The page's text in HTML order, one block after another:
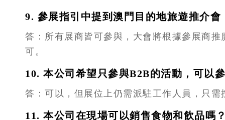
9. 參展指引中提到澳門目的地旅遊推介
答：所有展商皆可參與，大會將根據參展商
可。
10. 本公司希望只參與B2B的活動，可以
答：可以，但展位上仍需派駐工作人員，只
11. 本公司在現場可以銷售食物和飲品嗎